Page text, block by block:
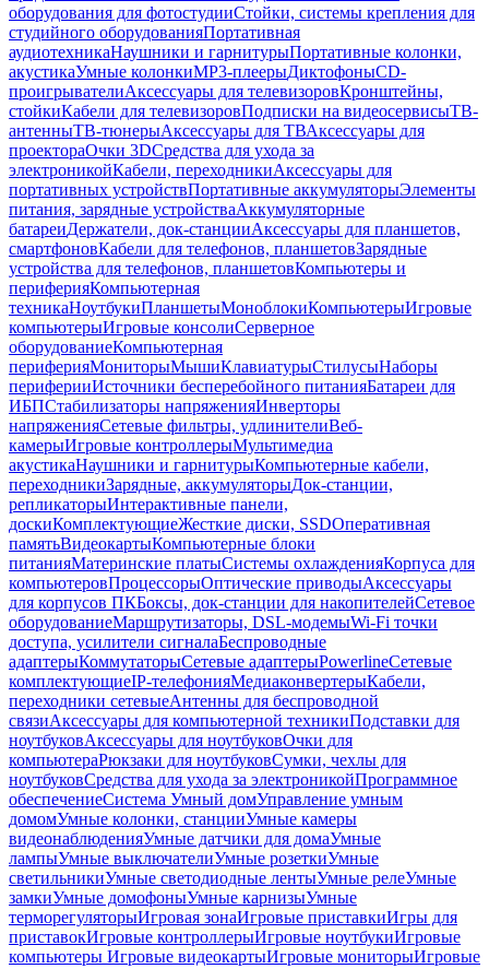
оборудования для фотостудииСтойки, системы крепления для
студийного оборудованияПортативная
аудиотехникаНаушники и гарнитурыПортативные колонки,
акустикаУмные колонкиMP3-плеерыДиктофоныCD-
проигрывателиАксессуары для телевизоровКронштейны,
стойкиКабели для телевизоровПодписки на видеосервисыТВ-
антенныТВ-тюнерыАксессуары для ТВАксессуары для
проектораОчки 3DСредства для ухода за
электроникойКабели, переходникиАксессуары для
портативных устройствПортативные аккумуляторыЭлементы
питания, зарядные устройстваАккумуляторные
батареиДержатели, док-станцииАксессуары для планшетов,
смартфоновКабели для телефонов, планшетовЗарядные
устройства для телефонов, планшетовКомпьютеры и
периферияКомпьютерная
техникаНоутбукиПланшетыМоноблокиКомпьютерыИгровые
компьютерыИгровые консолиСерверное
оборудованиеКомпьютерная
периферияМониторыМышиКлавиатурыСтилусыНаборы
периферииИсточники бесперебойного питанияБатареи для
ИБПСтабилизаторы напряженияИнверторы
напряженияСетевые фильтры, удлинителиВеб-
камерыИгровые контроллерыМультимедиа
акустикаНаушники и гарнитурыКомпьютерные кабели,
переходникиЗарядные, аккумуляторыДок-станции,
репликаторыИнтерактивные панели,
доскиКомплектующиеЖесткие диски, SSDОперативная
памятьВидеокартыКомпьютерные блоки
питанияМатеринские платыСистемы охлажденияКорпуса для
компьютеровПроцессорыОптические приводыАксессуары
для корпусов ПКБоксы, док-станции для накопителейСетевое
оборудованиеМаршрутизаторы, DSL-модемыWi-Fi точки
доступа, усилители сигналаБеспроводные
адаптерыКоммутаторыСетевые адаптерыPowerlineСетевые
комплектующиеIP-телефонияМедиаконвертерыКабели,
переходники сетевыеАнтенны для беспроводной
связиАксессуары для компьютерной техникиПодставки для
ноутбуковАксессуары для ноутбуковОчки для
компьютераРюкзаки для ноутбуковСумки, чехлы для
ноутбуковСредства для ухода за электроникойПрограммное
обеспечениеСистема Умный домУправление умным
домомУмные колонки, станцииУмные камеры
видеонаблюденияУмные датчики для домаУмные
лампыУмные выключателиУмные розеткиУмные
светильникиУмные светодиодные лентыУмные релеУмные
замкиУмные домофоныУмные карнизыУмные
терморегуляторыИгровая зонаИгровые приставкиИгры для
приставокИгровые контроллерыИгровые ноутбукиИгровые
компьютеры Игровые видеокартыИгровые мониторыИгровые